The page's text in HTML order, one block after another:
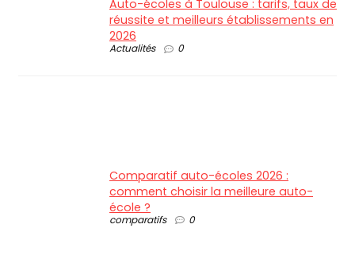
Auto-écoles à Toulouse : tarifs, taux de
réussite et meilleurs établissements en
2026
Actualités 0
Comparatif auto-écoles 2026 :
comment choisir la meilleure auto-
école ?
comparatifs 0